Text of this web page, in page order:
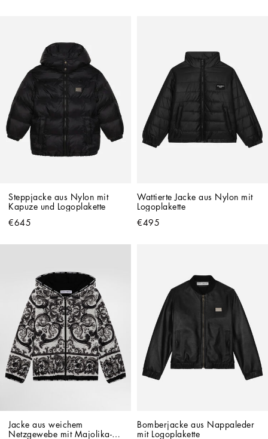
Steppjacke aus Nylon mit
Kapuze und Logoplakette
€645
Wattierte Jacke aus Nylon mit
Logoplakette
€495
Jacke aus weichem
Netzgewebe mit Majolika-
Bomberjacke aus Nappaleder
mit Logoplakette